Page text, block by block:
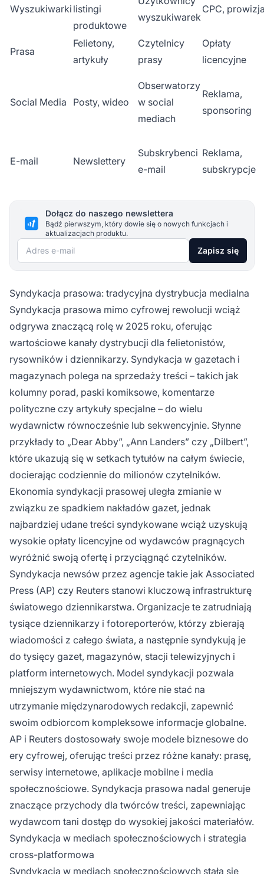
Wyszukiwarki listingi
produktowe
wyszukiwarek
CPC,
Prasa
Felietony,
artykuły
Czytelnicy
prasy
Opłaty
licencyjne
Social Media Posty, wideo
Obserwatorzy
w social
mediach
Reklama,
sponsoring
E-mail Newslettery
Subskrybenci
e-mail
Reklama,
subskrypcje
Dołącz do naszego newslettera
Bądź pierwszym, który dowie się o nowych funkcjach i
aktualizacjach produktu.
Adres e-mail Zapisz się
Syndykacja prasowa: tradycyjna dystrybucja medialna
Syndykacja prasowa mimo cyfrowej rewolucji wciąż
odgrywa znaczącą rolę w 2025 roku, oferując
wartościowe kanały dystrybucji dla felietonistów,
rysowników i dziennikarzy. Syndykacja w gazetach i
magazynach polega na sprzedaży treści – takich jak
kolumny porad, paski komiksowe, komentarze
polityczne czy artykuły specjalne – do wielu
wydawnictw równocześnie lub sekwencyjnie. Słynne
przykłady to „Dear Abby”, „Ann Landers” czy „Dilbert”,
które ukazują się w setkach tytułów na całym świecie,
docierając codziennie do milionów czytelników.
Ekonomia syndykacji prasowej uległa zmianie w
związku ze spadkiem nakładów gazet, jednak
najbardziej udane treści syndykowane wciąż uzyskują
wysokie opłaty licencyjne od wydawców pragnących
wyróżnić swoją ofertę i przyciągnąć czytelników.
Syndykacja newsów przez agencje takie jak Associated
Press (AP) czy Reuters stanowi kluczową infrastrukturę
światowego dziennikarstwa. Organizacje te zatrudniają
tysiące dziennikarzy i fotoreporterów, którzy zbierają
wiadomości z całego świata, a następnie syndykują je
do tysięcy gazet, magazynów, stacji telewizyjnych i
platform internetowych. Model syndykacji pozwala
mniejszym wydawnictwom, które nie stać na
utrzymanie międzynarodowych redakcji, zapewnić
swoim odbiorcom kompleksowe informacje globalne.
AP i Reuters dostosowały swoje modele biznesowe do
ery cyfrowej, oferując treści przez różne kanały: prasę,
serwisy internetowe, aplikacje mobilne i media
społecznościowe. Syndykacja prasowa nadal generuje
znaczące przychody dla twórców treści, zapewniając
wydawcom tani dostęp do wysokiej jakości materiałów.
Syndykacja w mediach społecznościowych i strategia
cross-platformowa
Syndykacja w mediach społecznościowych stała się